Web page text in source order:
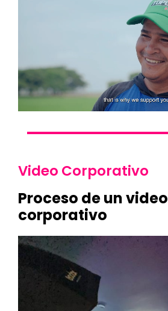
Video Corporativo
Proceso de un video
corporativo